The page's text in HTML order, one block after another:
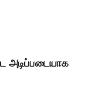
அடிப்படையாக